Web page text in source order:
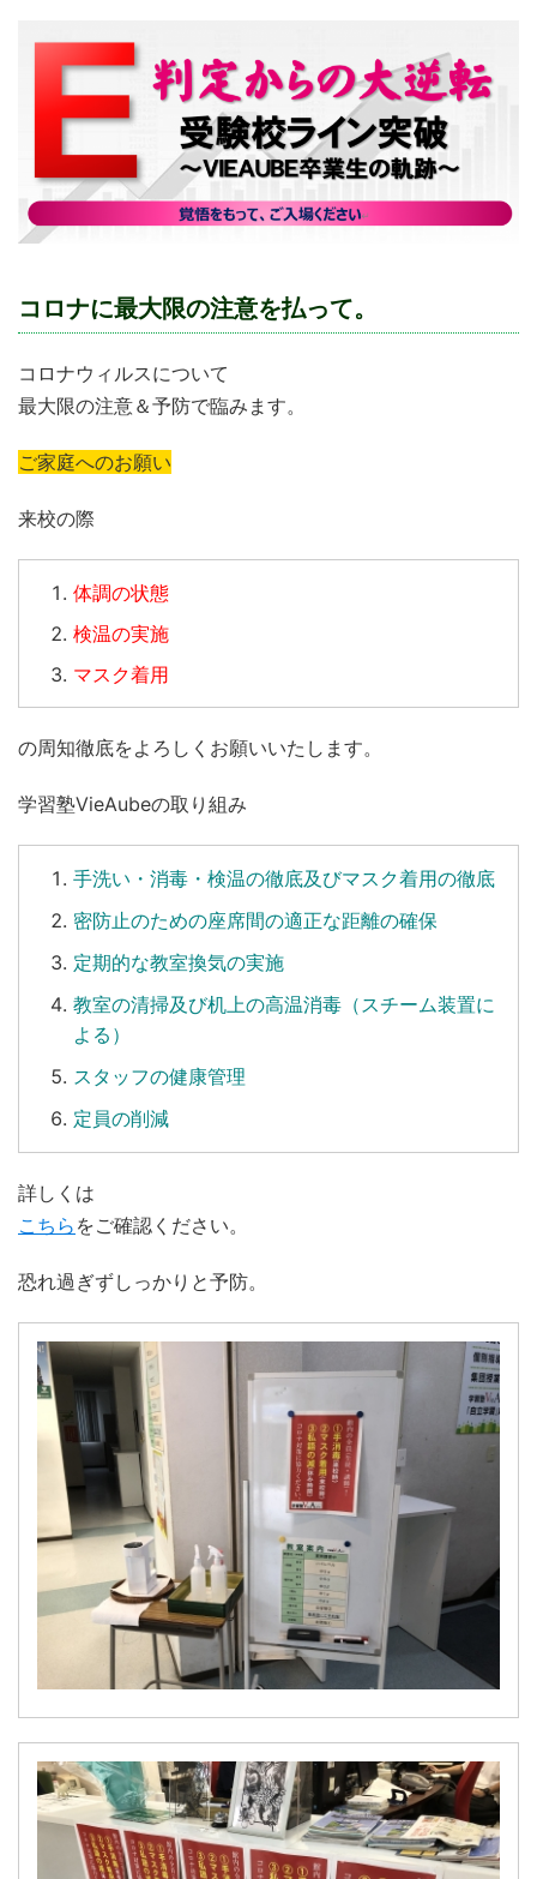
コロナに最大限の注意を払って。
コロナウィルスについて
最大限の注意＆予防で臨みます。
ご家庭へのお願い
来校の際
体調の状態
検温の実施
マスク着用
の周知徹底をよろしくお願いいたします。
学習塾VieAubeの取り組み
手洗い ・ 消毒 ・ 検温の徹底及びマスク着用の徹底
密防止のための座席間の適正な距離の確保
定期的な教室換気の実施
教室の清掃及び机上の高温消毒（スチーム装置に
よる）
スタッフの健康管理
定員の削減
詳しくは
こちら をご確認ください。
恐れ過ぎずしっかりと予防。